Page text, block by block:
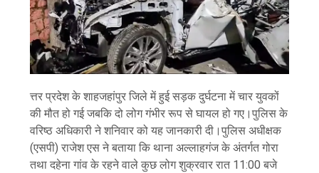
त्तर प्रदेश के शाहजहांपुर जिले में हुई सड़क दुर्घटना में चार युवकों
की मौत हो गई जबकि दो लोग गंभीर रूप से घायल हो गए।पुलिस के
वरिष्ठ अधिकारी ने शनिवार को यह जानकारी दी।पुलिस अधीक्षक
(एसपी) राजेश एस ने बताया कि थाना अल्लाहगंज के अंतर्गत गोरा
तथा दहेना गांव के रहने वाले कुछ लोग शुक्रवार रात 11:00 बजे